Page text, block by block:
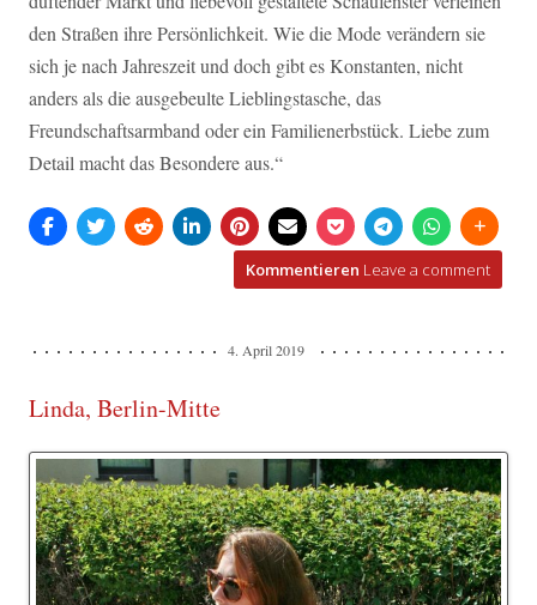
den Straßen ihre Persönlichkeit. Wie die Mode verändern sie
sich je nach Jahreszeit und doch gibt es Konstanten, nicht
anders als die ausgebeulte Lieblingstasche, das
Freundschaftsarmband oder ein Familienerbstück. Liebe zum
Detail macht das Besondere aus.“
Kommentieren Leave a comment
4. April 2019
Linda, Berlin-Mitte